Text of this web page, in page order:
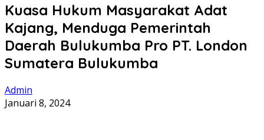
Kuasa Hukum Masyarakat Adat
Kajang, Menduga Pemerintah
Daerah Bulukumba Pro PT. London
Sumatera Bulukumba
Admin
Januari 8, 2024